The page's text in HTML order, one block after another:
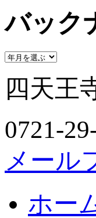
バック
四天王
0721-
メール
ホー